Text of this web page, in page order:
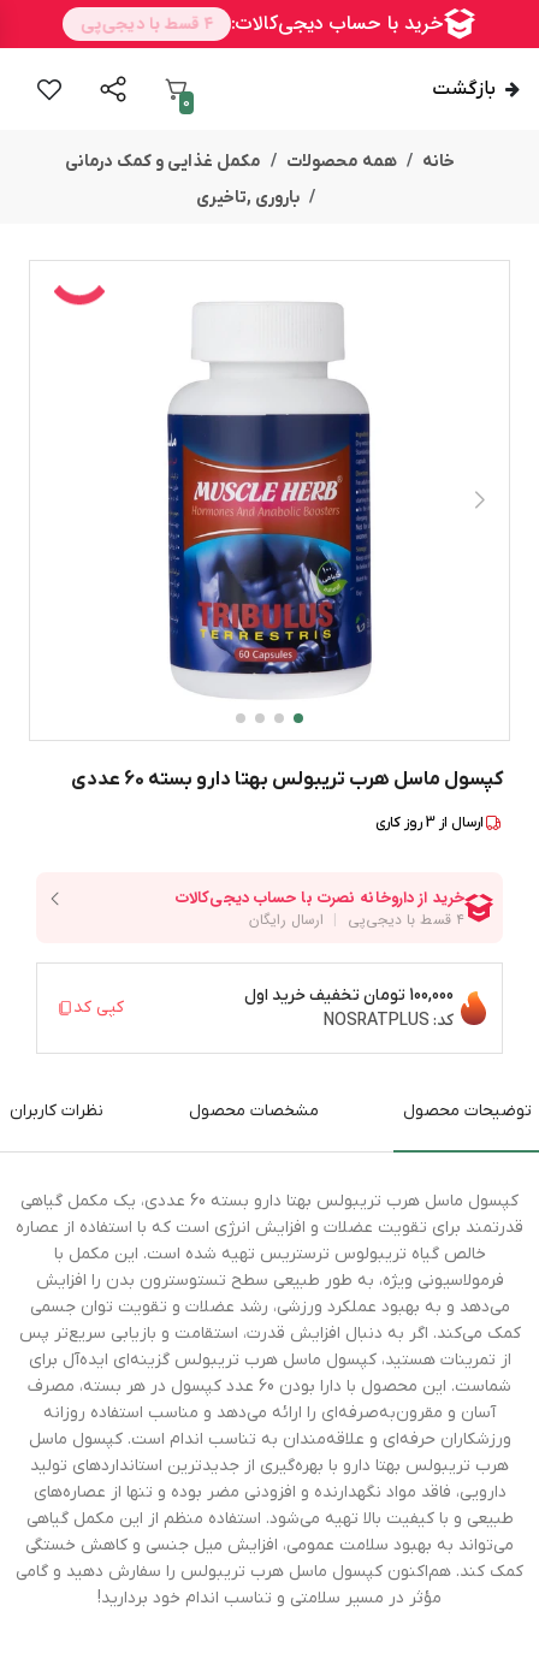
بازگشت
0
خانه همه محصولات
مکمل غذایی و کمک درمانی
باروری ,تاخیری
کپسول ماسل هرب تریبولس بهتا دارو بسته 60 عددی
ارسال از 3روز کاری
100,000 تومان
تخفیف خرید اول
کد: NOSRATPLUS
کپی کد
توضیحات محصول مشخصات محصول نظرات کاربران
کپسول ماسل هرب تریبولس بهتا دارو بسته 60 عددی، یک مکمل گیاهی
قدرتمند برای تقویت عضلات و افزایش انرژی است که با استفاده از عصاره
خالص گیاه تریبولوس ترستریس تهیه شده است. این مکمل با
فرمولاسیونی ویژه، به طور طبیعی سطح تستوسترون بدن را افزایش
می‌دهد و به بهبود عملکرد ورزشی، رشد عضلات و تقویت توان جسمی
کمک می‌کند. اگر به دنبال افزایش قدرت، استقامت و بازیابی سریع‌تر پس
از تمرینات هستید، کپسول ماسل هرب تریبولس گزینه‌ای ایده‌آل برای
شماست. این محصول با دارا بودن 60 عدد کپسول در هر بسته، مصرف
آسان و مقرون‌به‌صرفه‌ای را ارائه می‌دهد و مناسب استفاده روزانه
ورزشکاران حرفه‌ای و علاقه‌مندان به تناسب اندام است. کپسول ماسل
هرب تریبولس بهتا دارو با بهره‌گیری از جدیدترین استانداردهای تولید
دارویی، فاقد مواد نگهدارنده و افزودنی مضر بوده و تنها از عصاره‌های
طبیعی و با کیفیت بالا تهیه می‌شود. استفاده منظم از این مکمل گیاهی
می‌تواند به بهبود سلامت عمومی، افزایش میل جنسی و کاهش خستگی
کمک کند. هم‌اکنون کپسول ماسل هرب تریبولس را سفارش دهید و گامی
مؤثر در مسیر سلامتی و تناسب اندام خود بردارید!